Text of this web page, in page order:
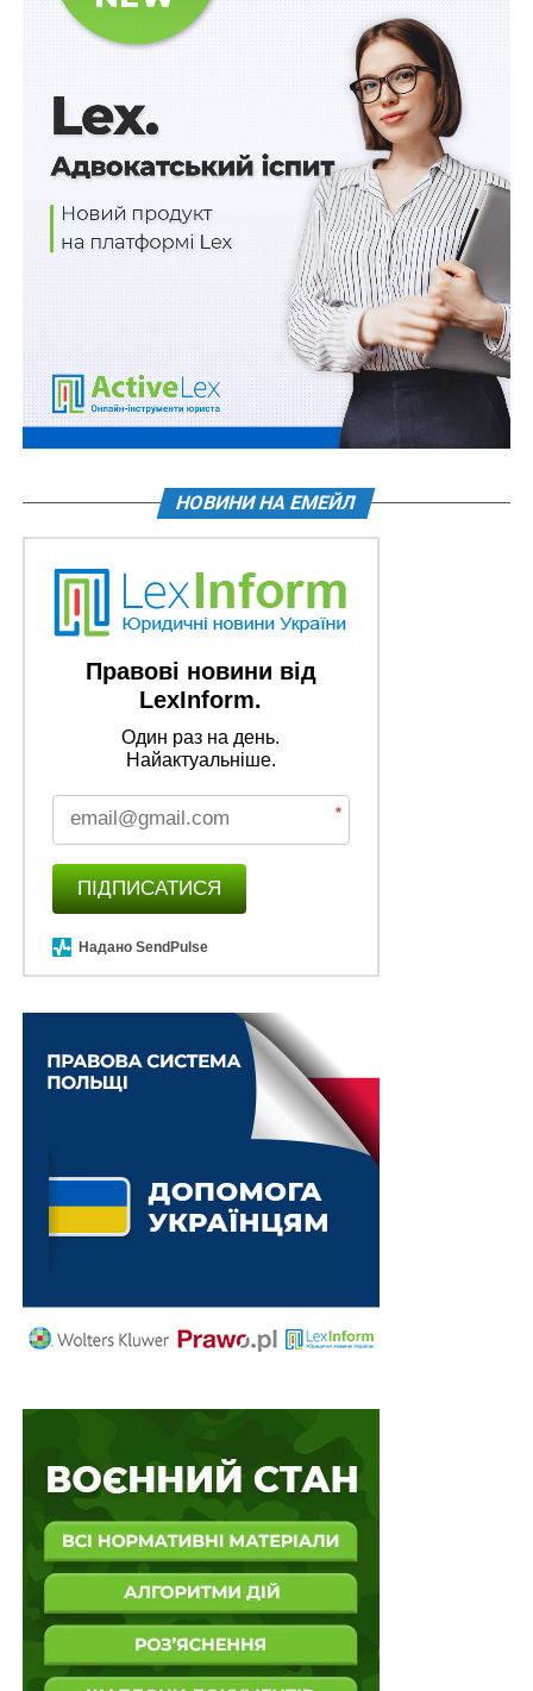
формі у пункті продажу.
Також постачальник і розповсюджувач повинні
зробити посилання на клас енергоефективності
продукції у візуальній рекламі та технічних рекламних
матеріалах для конкретної моделі.
з 1 серпня 2023 р.
ЄВРОПЕЙСЬКИЙ СОЮЗ
ТЕХНІЧНИЙ РЕГЛАМЕНТ
НАСТУПНА
Всі комп’ютерні програми повинні мати
україномовний інтерфейс
Реєстрація юридичних осіб та ФОП – без участі
держреєстратораНОВИНИ НА ЕМЕЙЛ
Правові новини від
LexInform.
Один раз на день.
Найактуальніше.
*
ПІДПИСАТИСЯ
Надано SendPulse